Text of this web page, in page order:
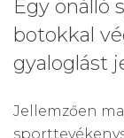
Egy önálló
botokkal
gyaloglást
Jellemzően